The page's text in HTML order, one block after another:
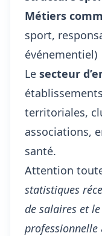
Métiers
sport,
événementiel)
Le secteur
territoriales,
associations,
santé.
Attention
statistiques
de salaires et
professionnelle